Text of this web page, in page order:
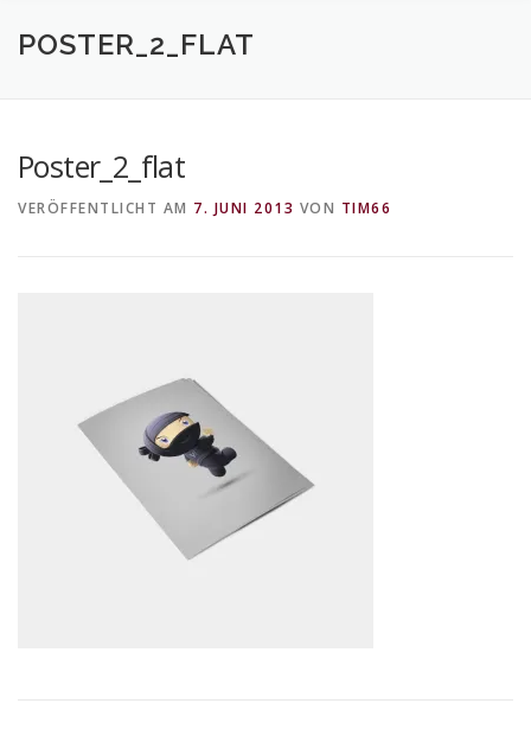
START ÜBER UNS
DATENSCHUTZERKLÄRUNG
POSTER_2_FLAT
Poster_2_flat
VERÖFFENTLICHT AM 7. JUNI 2013 VON TIM66